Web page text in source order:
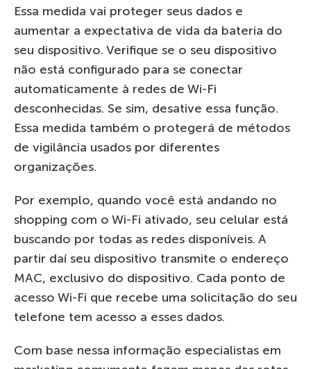
Essa medida vai proteger seus dados e
aumentar a expectativa de vida da bateria do
seu dispositivo. Verifique se o seu dispositivo
não está configurado para se conectar
automaticamente à redes de Wi-Fi
desconhecidas. Se sim, desative essa função.
Essa medida também o protegerá de métodos
de vigilância usados por diferentes
organizações.
Por exemplo, quando você está andando no
shopping com o Wi-Fi ativado, seu celular está
buscando por todas as redes disponíveis. A
partir daí seu dispositivo transmite o endereço
MAC, exclusivo do dispositivo. Cada ponto de
acesso Wi-Fi que recebe uma solicitação do seu
telefone tem acesso a esses dados.
Com base nessa informação especialistas em